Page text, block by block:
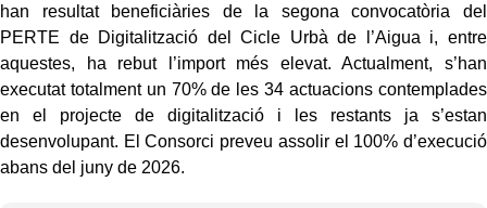
han resultat beneficiàries de la segona convocatòria del
PERTE de Digitalització del Cicle Urbà de l’Aigua i, entre
aquestes, ha rebut l’import més elevat. Actualment, s’han
executat totalment un 70% de les 34 actuacions contemplades
en el projecte de digitalització i les restants ja s’estan
desenvolupant. El Consorci preveu assolir el 100% d’execució
abans del juny de 2026.